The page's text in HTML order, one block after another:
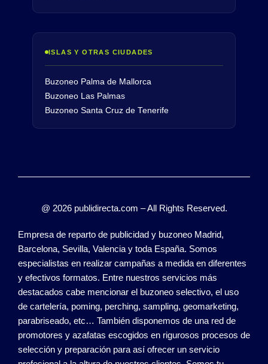
ISLAS Y OTRAS CIUDADES
Buzoneo Palma de Mallorca
Buzoneo Las Palmas
Buzoneo Santa Cruz de Tenerife
@ 2026 publidirecta.com – All Rights Reserved.
Empresa de reparto de publicidad y buzoneo Madrid,
Barcelona, Sevilla, Valencia y toda España. Somos
especialistas en realizar campañas a medida en diferentes
y efectivos formatos. Entre nuestros servicios más
destacados cabe mencionar el buzoneo selectivo, el uso
de cartelería, poming, perching, sampling, geomarketing,
parabriseado, etc… También disponemos de una red de
promotores y azafatas escogidos en rigurosos procesos de
selección y preparación para así ofrecer un servicio